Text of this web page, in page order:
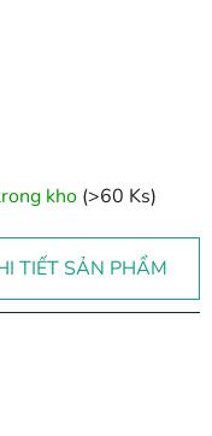
kho (>60 Ks)
TIẾT SẢN PHẨM